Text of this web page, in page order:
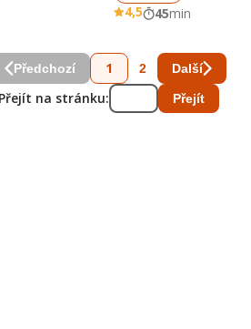
4,5 45min
Předchozí 1 2 Další
Přejít na stránku: Přejít